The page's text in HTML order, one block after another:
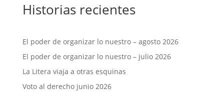
Historias recientes
El poder de organizar lo nuestro – agosto 2026
El poder de organizar lo nuestro – julio 2026
La Litera viaja a otras esquinas
Voto al derecho junio 2026